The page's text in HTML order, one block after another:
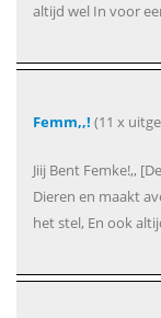
altijd wel In voor
Femm,,! (11 x
Jiij Bent Femke!,,
Dieren en maakt
het stel, En ook